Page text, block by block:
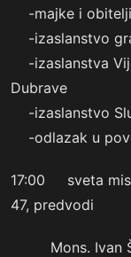
-majke i
-izaslanstvo
-izaslanstva
Dubrave
-izaslanstvo
-odlazak u
17:00 sveta
47, predvodi
Mons. Ivan